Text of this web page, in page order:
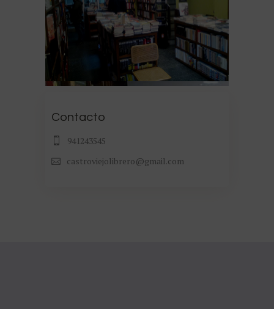
Contacto
941243545
castroviejolibrero@gmail.com